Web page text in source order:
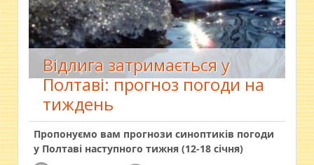
Відлига затримається у
Полтаві: прогноз погоди на
тиждень
Пропонуємо вам прогнози синоптиків погоди
у Полтаві наступного тижня (12-18 січня)